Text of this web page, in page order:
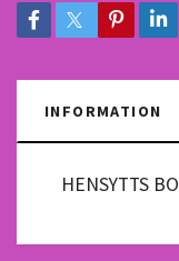
INFORMATION
HENSYTTS